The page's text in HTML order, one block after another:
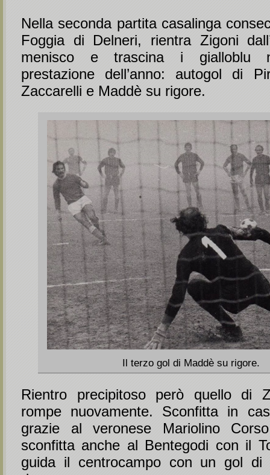
Nella seconda partita casalinga
Foggia di Delneri, rientra Zigoni
menisco e trascina i gialloblu
prestazione dell’anno: autogol di
Zaccarelli e Maddè su rigore.
Il terzo gol di Maddè su rigore.
Rientro precipitoso però quello di
rompe nuovamente. Sconfitta in
grazie al veronese Mariolino
sconfitta anche al Bentegodi con il
guida il centrocampo con un gol di